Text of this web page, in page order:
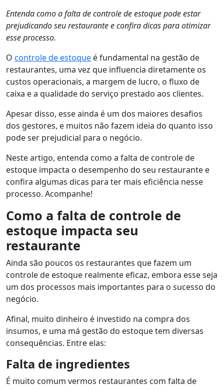
Entenda como a falta de controle de estoque pode estar
prejudicando seu restaurante e confira dicas para otimizar
esse processo.
O controle de estoque é fundamental na gestão de
restaurantes, uma vez que influencia diretamente os
custos operacionais, a margem de lucro, o fluxo de
caixa e a qualidade do serviço prestado aos clientes.
Apesar disso, esse ainda é um dos maiores desafios
dos gestores, e muitos não fazem ideia do quanto isso
pode ser prejudicial para o negócio.
Neste artigo, entenda como a falta de controle de
estoque impacta o desempenho do seu restaurante e
confira algumas dicas para ter mais eficiência nesse
processo. Acompanhe!
Como a falta de controle de
estoque impacta seu
restaurante
Ainda são poucos os restaurantes que fazem um
controle de estoque realmente eficaz, embora esse seja
um dos processos mais importantes para o sucesso do
negócio.
Afinal, muito dinheiro é investido na compra dos
insumos, e uma má gestão do estoque tem diversas
consequências. Entre elas:
Falta de ingredientes
É muito comum vermos restaurantes com falta de